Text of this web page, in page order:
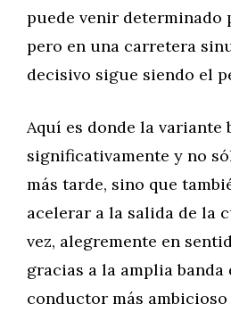
puede venir determinado
pero en una carretera
decisivo sigue siendo el
Aquí es donde la variante
significativamente y no
más tarde, sino que
acelerar a la salida de la
vez, alegremente en
gracias a la amplia banda
conductor más